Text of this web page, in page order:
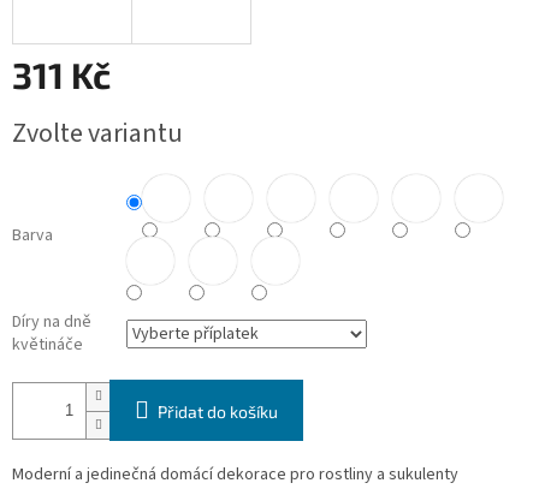
311 Kč
cena:
Zvolte variantu
Barva
Díry na dně
květináče
Přidat do košíku
Moderní a jedinečná domácí dekorace pro rostliny a sukulenty